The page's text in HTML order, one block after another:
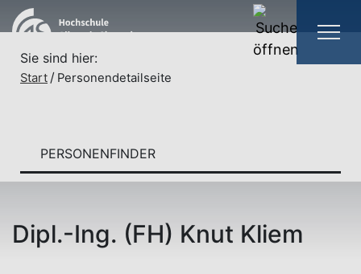
Sie sind hier:
Start Personendetailseite
PERSONENFINDER
Dipl.-Ing. (FH) Knut Kliem